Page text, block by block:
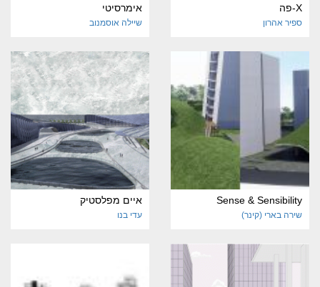
X-פה
ספיר אהרון
אימרסיטי
שיילה אוסמנוב
Sense & Sensibility
שירה בארי (קינר)
איים מפלסטיק
עדי בנו